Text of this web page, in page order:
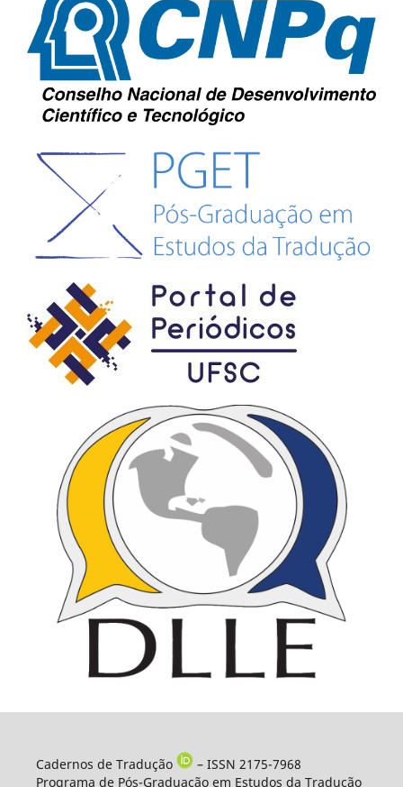
Cadernos de Tradução
– ISSN 2175-7968
Programa de Pós-Graduação em Estudos da Tradução